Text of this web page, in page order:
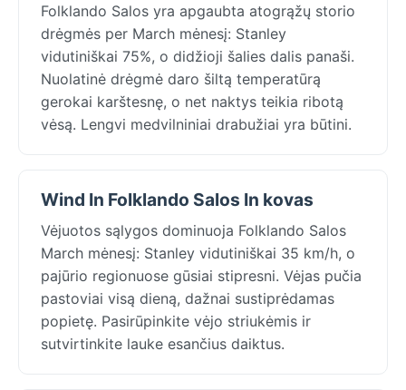
Folklando Salos yra apgaubta atogrąžų storio
drėgmės per March mėnesį: Stanley
vidutiniškai 75%, o didžioji šalies dalis panaši.
Nuolatinė drėgmė daro šiltą temperatūrą
gerokai karštesnę, o net naktys teikia ribotą
vėsą. Lengvi medvilniniai drabužiai yra būtini.
Wind In Folklando Salos In kovas
Vėjuotos sąlygos dominuoja Folklando Salos
March mėnesį: Stanley vidutiniškai 35 km/h, o
pajūrio regionuose gūsiai stipresni. Vėjas pučia
pastoviai visą dieną, dažnai sustiprėdamas
popietę. Pasirūpinkite vėjo striukėmis ir
sutvirtinkite lauke esančius daiktus.